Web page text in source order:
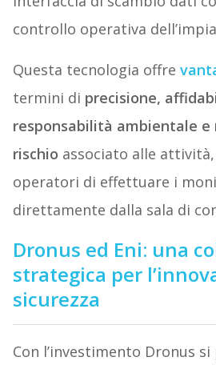
controllo operativa
Questa tecnologia offre
termini di precisione,
responsabilità ambientale e
rischio associato alle
operatori di effettuare i
direttamente dalla sala di
Dronus ed Eni: una
strategica per
sicurezza
Con l’investimento Dronus